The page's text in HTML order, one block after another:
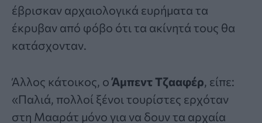
έβρισκαν αρχαιολογικά ευρήματα τα
έκρυβαν από φόβο ότι τα ακίνητά τους θα
κατάσχονταν.
Άλλος κάτοικος, οΆμπεντ Τζααφέρ, είπε:
«Παλιά, πολλοί ξένοι τουρίστες ερχόταν
στη Μααράτ μόνο για να δουν τα αρχαία